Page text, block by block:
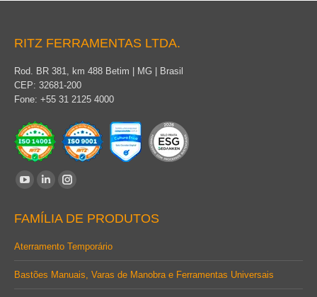
RITZ FERRAMENTAS LTDA.
Rod. BR 381, km 488 Betim | MG | Brasil
CEP: 32681-200
Fone: +55 31 2125 4000
Encontre-nos em:
opens
in
window
Linkedin
opens
in
window
Instagram
opens
in
window
FAMÍLIA DE PRODUTOS
Aterramento Temporário
Bastões Manuais, Varas de Manobra e Ferramentas Universais